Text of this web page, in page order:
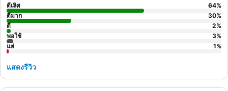
ดีเลิศ 64%
ดีมาก
30%
ดี
2%
พอใช้
3%
แย่
1%
แสดงรีวิว